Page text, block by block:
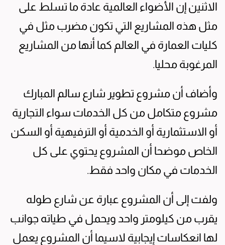
الاثنين إن الأضواء العالمية عادة ما تسلط على
مثل هذه المشاريع التي تكون مضرب مثل في
كليات العمارة في العالم كما أنها من المشاريع
المرغوبة محليا.
وأضاف أن مشروع تطوير شارع سالم المبارك
مشروع متكامل من كل الخدمات سواء التجارية
أو الاستثمارية أو الخدمية أو الترفيهية أو السكن
الخاص موضحا أن المشروع يحتوي على كل
الخدمات في مكان واحد فقط.
ولفت إلى أن المشروع عبارة عن شارع طوله
يقرب من كيلومتر واحد ويحمل في طياته جوانب
لها انعكاسات إيجابية لاسيما أن المشروع يعمل